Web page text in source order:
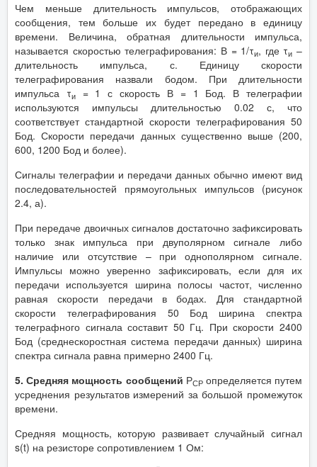
Чем меньше длительность импульсов, отображающих
сообщения, тем больше их будет передано в единицу
времени. Величина, обратная длительности импульса,
называется скоростью телеграфирования: В = 1/τи, где τи –
длительность импульса, с. Единицу скорости
телеграфирования назвали бодом. При длительности
импульса τи= 1 с скорость В = 1 Бод. В телеграфии
используются импульсы длительностью 0.02 с, что
соответствует стандартной скорости телеграфирования 50
Бод. Скорости передачи данных существенно выше (200,
600, 1200 Бод и более).
Сигналы телеграфии и передачи данных обычно имеют вид
последовательностей прямоугольных импульсов (рисунок
2.4, а).
При передаче двоичных сигналов достаточно зафиксировать
только знак импульса при двуполярном сигнале либо
наличие или отсутствие – при однополярном сигнале.
Импульсы можно уверенно зафиксировать, если для их
передачи используется ширина полосы частот, численно
равная скорости передачи в бодах. Для стандартной
скорости телеграфирования 50 Бод ширина спектра
телеграфного сигнала составит 50 Гц. При скорости 2400
Бод (среднескоростная система передачи данных) ширина
спектра сигнала равна примерно 2400 Гц.
5. Средняя мощность сообщений РСРопределяется путем
усреднения результатов измерений за большой промежуток
времени.
Средняя мощность, которую развивает случайный сигнал
s(t) на резисторе сопротивлением 1 Ом: